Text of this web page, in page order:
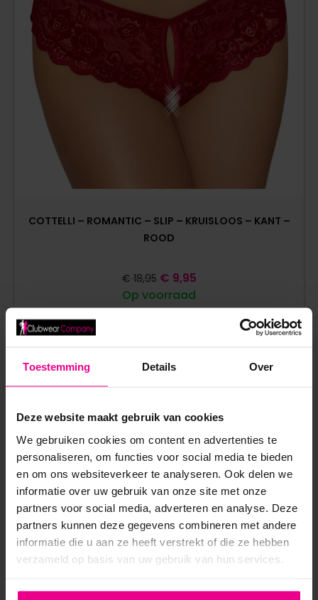
Toestemming Details Over
Deze website maakt gebruik van cookies
We gebruiken cookies om content en advertenties te
personaliseren, om functies voor social media te bieden
en om ons websiteverkeer te analyseren. Ook delen we
informatie over uw gebruik van onze site met onze
partners voor social media, adverteren en analyse. Deze
partners kunnen deze gegevens combineren met andere
informatie die u aan ze heeft verstrekt of die ze hebben
verzameld op basis van uw gebruik van hun services.
COTTELLI – ROMANTIC – SLIP – KRUISLOOS – KANT –
ROOD
Op voorraad
€ 18,95 € 9,95
ANDERE MENSEN BEKEKEN OOK: